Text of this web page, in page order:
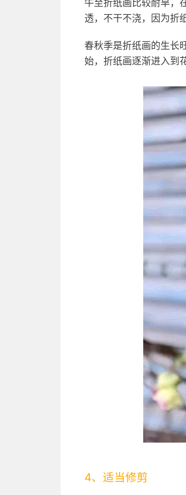
牛至折纸画比较耐旱，
透，不干不浇，因为折
春秋季是折纸画的生长
始，折纸画逐渐进入到
4、适当修剪